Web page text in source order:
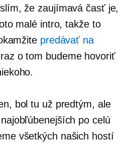
že zaujímavá časť je,
malé intro, takže to
predávať na
o tom budeme hovoriť
bol tu už predtým, ale
po celú
všetkých našich hostí